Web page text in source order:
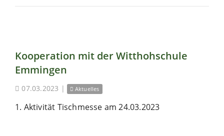
Kooperation mit der Witthohschule
Emmingen
07.03.2023 | Aktuelles
1. Aktivität Tischmesse am 24.03.2023